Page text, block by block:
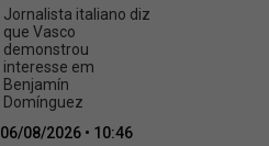
Jornalista italiano diz
que Vasco
demonstrou
interesse em
Benjamín
Domínguez
06/08/2026 • 10:46